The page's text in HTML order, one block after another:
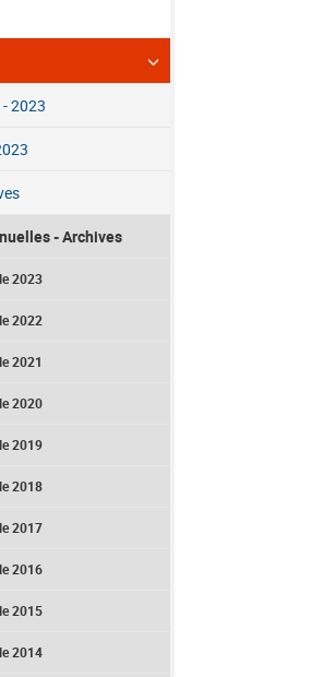
2023
- Archives
2023
2022
2021
2020
2019
2018
2017
2016
2015
2014